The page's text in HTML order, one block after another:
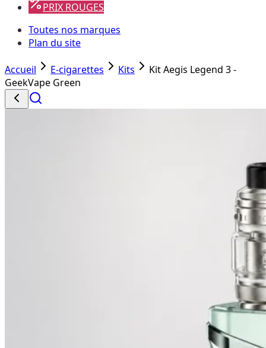
PRIX ROUGES
Toutes nos marques
Plan du site
Accueil E-cigarettes Kits
Kit Aegis Legend 3 -
GeekVape Green